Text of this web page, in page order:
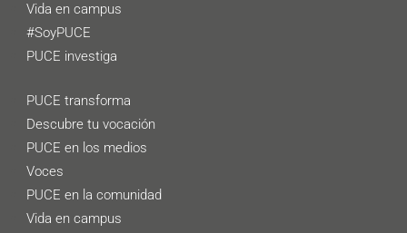
Vida en campus
#SoyPUCE
PUCE investiga
PUCE transforma
Descubre tu vocación
PUCE en los medios
Voces
PUCE en la comunidad
Vida en campus